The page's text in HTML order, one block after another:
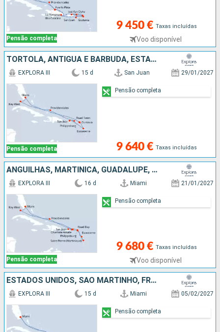
Pensão completa
9 450 € Taxas incluídas
Voo disponível
TORTOLA, ANTÍGUA E BARBUDA, ESTADOS UNIDOS, SÃO MARTINHO, FRANÇA, GUADALUPE, PORTO RICO
Pensão completa
EXPLORA III 15 d San Juan 29/01/2027
9 640 € Taxas incluídas
Pensão completa
ANGUILHAS, MARTINICA, GUADALUPE, SÃO MARTINHO, PORTO RICO, TORTOLA, ANTÍGUA E BARBUDA, FRANÇA, ESTADOS UNIDOS
Pensão completa
EXPLORA III 16 d Miami 21/01/2027
9 680 € Taxas incluídas
Voo disponível
Pensão completa
ESTADOS UNIDOS, SÃO MARTINHO, FRANÇA, ANTÍGUA E BARBUDA, PORTO RICO, GUADALUPE, REPÚBLICA DOMINICANA
EXPLORA III 15 d Miami 05/02/2027
Pensão completa